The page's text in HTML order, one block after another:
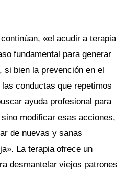
«el acudir a terapia
fundamental para generar
si bien la prevención en el
conductas que repetimos
ayuda profesional para
modificar esas acciones,
de nuevas y sanas
La terapia ofrece un
desmantelar viejos patrones